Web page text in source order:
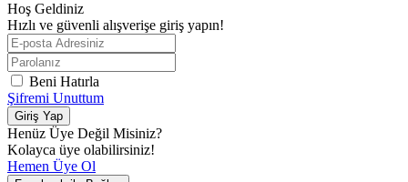
Hoş Geldiniz
Hızlı ve güvenli alışverişe giriş yapın!
Beni Hatırla
Şifremi Unuttum
Giriş Yap
Henüz Üye Değil Misiniz?
Kolayca üye olabilirsiniz!
Hemen Üye Ol